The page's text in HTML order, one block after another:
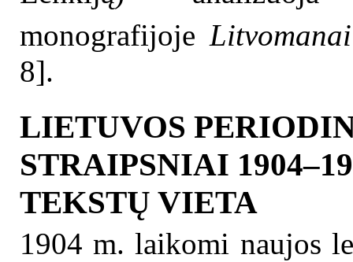
monografijoje
8].
LIETUVOS
STRAIPSNIAI
TEKSTŲ VIETA
1904 m. laikomi naujos